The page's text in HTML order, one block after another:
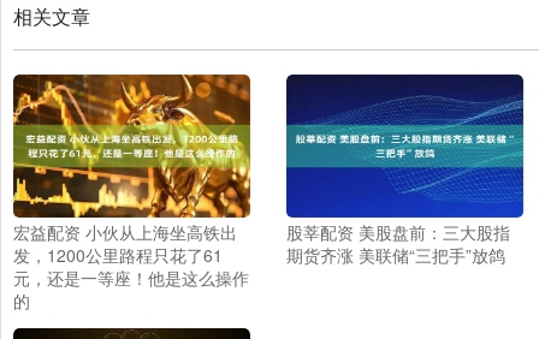
相关文章
宏益配资 小伙从上海坐高铁出
发，1200公里路程只花了61
元，还是一等座！他是这么操作
的
股莘配资 美股盘前：三大股指
期货齐涨 美联储“三把手”放鸽